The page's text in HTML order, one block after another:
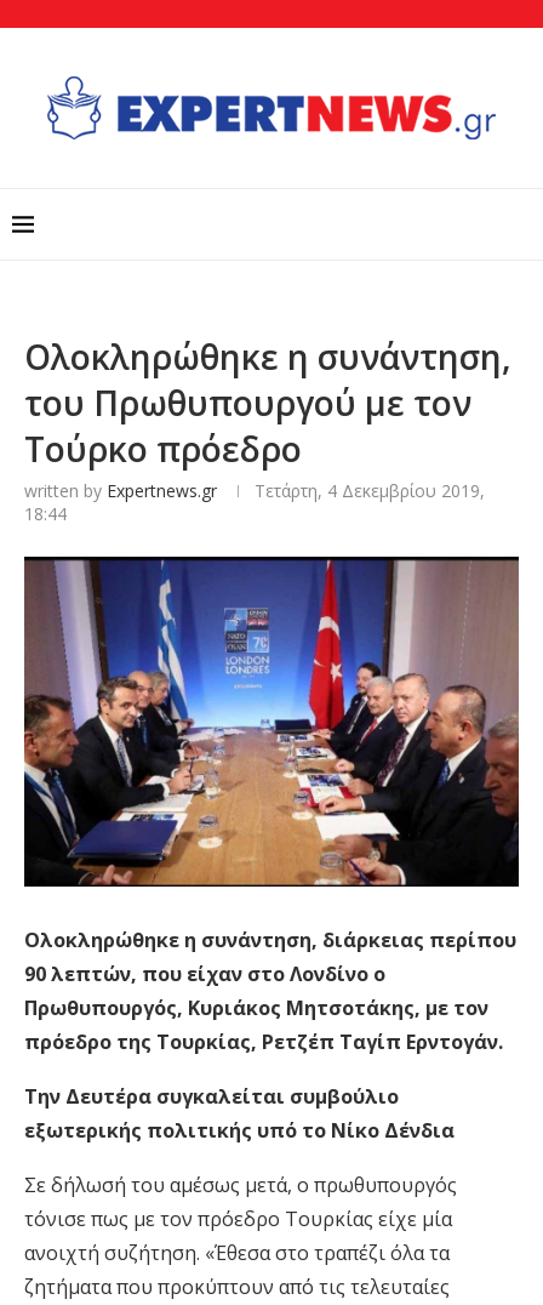
Ολοκληρώθηκε η συνάντηση,
του Πρωθυπουργού με τον
Τούρκο πρόεδρο
written by Expertnews.gr
Τετάρτη, 4 Δεκεμβρίου 2019,
18:44
Ολοκληρώθηκε η συνάντηση, διάρκειας περίπου
90 λεπτών, που είχαν στο Λονδίνο ο
Πρωθυπουργός, Κυριάκος Μητσοτάκης, με τον
πρόεδρο της Τουρκίας, Ρετζέπ Ταγίπ Ερντογάν.
Την Δευτέρα συγκαλείται συμβούλιο
εξωτερικής πολιτικής υπό το Νίκο Δένδια
Σε δήλωσή του αμέσως μετά, ο πρωθυπουργός
τόνισε πως με τον πρόεδρο Τουρκίας είχε μία
ανοιχτή συζήτηση. «Έθεσα στο τραπέζι όλα τα
ζητήματα που προκύπτουν από τις τελευταίες